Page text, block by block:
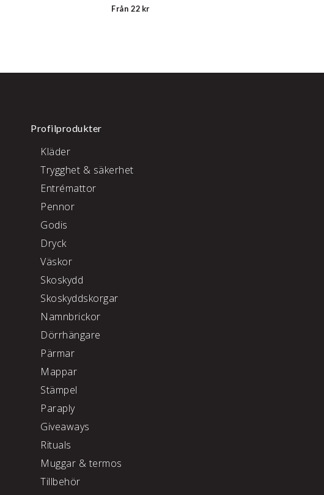
Från 22 kr
Profilprodukter
Kläder
Trygghet & säkerhet
Entrémattor
Pennor
Godis
Dryck
Väskor
Skoskydd
Skoskyddskorgar
Namnbrickor
Dörrhängare
Pärmar
Mappar
Stämpel
Paraply
Giveaways
Rituals
Muggar & termos
Tillbehör